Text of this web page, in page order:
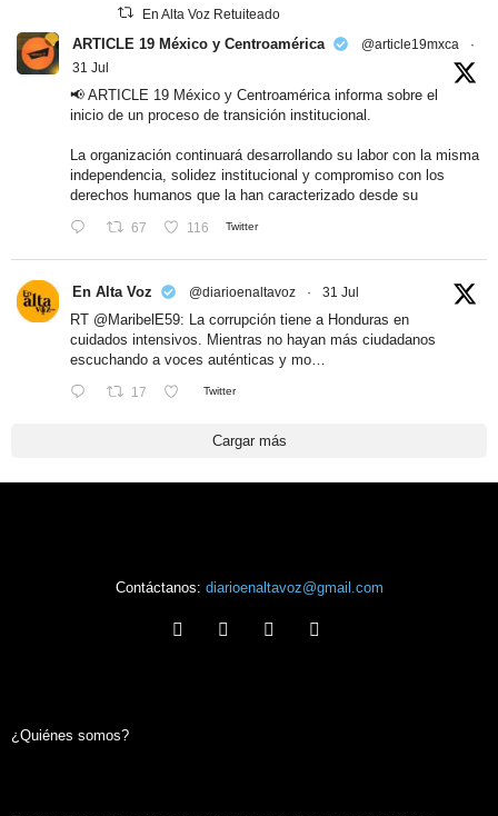
En Alta Voz Retuiteado
ARTICLE 19 México y Centroamérica @article19mxca
·
31 Jul
📢 ARTICLE 19 México y Centroamérica informa sobre el
inicio de un proceso de transición institucional.
La organización continuará desarrollando su labor con la misma
independencia, solidez institucional y compromiso con los
derechos humanos que la han caracterizado desde su
67 116 Twitter
En Alta Voz @diarioenaltavoz · 31 Jul
RT @MaribelE59: La corrupción tiene a Honduras en
cuidados intensivos. Mientras no hayan más ciudadanos
escuchando a voces auténticas y mo…
17 Twitter
Cargar más
Contáctanos: diarioenaltavoz@gmail.com
¿Quiénes somos?